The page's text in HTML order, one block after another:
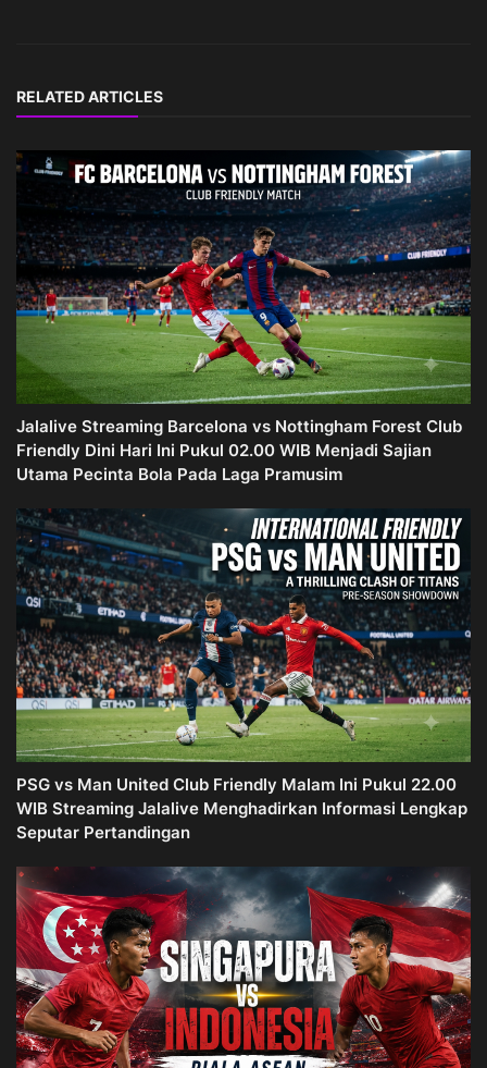
RELATED ARTICLES
Jalalive Streaming Barcelona vs Nottingham Forest Club
Friendly Dini Hari Ini Pukul 02.00 WIB Menjadi Sajian
Utama Pecinta Bola Pada Laga Pramusim
PSG vs Man United Club Friendly Malam Ini Pukul 22.00
WIB Streaming Jalalive Menghadirkan Informasi Lengkap
Seputar Pertandingan